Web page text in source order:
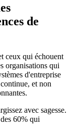
de
ceux qui échouent
organisations qui
d'entreprise
et non
avec sagesse.
60% qui